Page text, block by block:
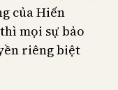
của Hiến
mọi sự bảo
riêng biệt